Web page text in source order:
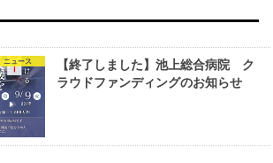
ニュース
【終了しました】池上総合病院 ク
ラウドファンディングのお知らせ